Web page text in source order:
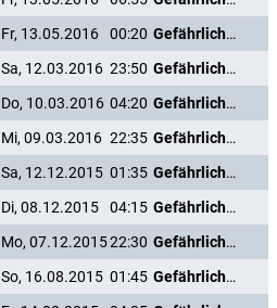
Fr, 13.05.2016 00:20
Gefährliche Liebe
Sa, 12.03.2016 23:50
Gefährliche Liebe
Do, 10.03.2016 04:20
Gefährliche Liebe
Mi, 09.03.2016 22:35
Gefährliche Liebe
Sa, 12.12.2015 01:35
Gefährliche Liebe
Di, 08.12.2015 04:15
Gefährliche Liebe
Mo, 07.12.201522:30
Gefährliche Liebe
So, 16.08.2015 01:45
Gefährliche Liebe